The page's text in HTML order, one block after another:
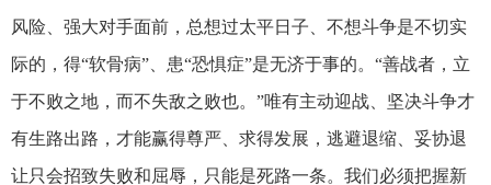
风险、强大对手面前，总想过太平日子、不想斗争是不切实
际的，得“软骨病”、患“恐惧症”是无济于事的。“善战者，立
于不败之地，而不失敌之败也。”唯有主动迎战、坚决斗争才
有生路出路，才能赢得尊严、求得发展，逃避退缩、妥协退
让只会招致失败和屈辱，只能是死路一条。我们必须把握新